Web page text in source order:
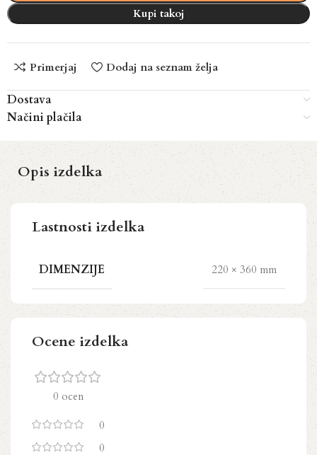
Kupi takoj
Primerjaj Dodaj na seznam želja
Dostava
Načini plačila
Opis izdelka
Lastnosti izdelka
DIMENZIJE 220 × 360 mm
Ocene izdelka
0 ocen
0
0